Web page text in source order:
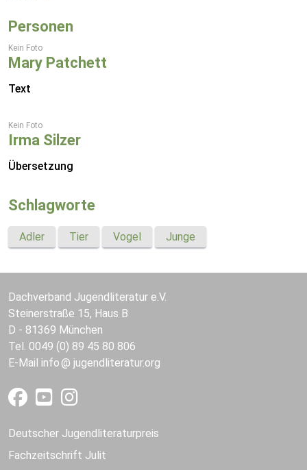
Personen
Kein Foto
Mary Patchett
Text
Kein Foto
Irma Silzer
Übersetzung
Schlagworte
Adler Tier Vogel Junge
Dachverband Jugendliteratur e.V.
Steinerstraße 15, Haus B
D - 81369 München
Tel. 0049 (0) 89 45 80 806
E-Mail info jugendliteratur.org
Deutscher Jugendliteraturpreis
Fachzeitschrift Julit